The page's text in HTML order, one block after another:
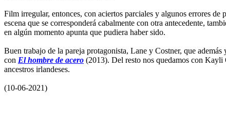
Film irregular, entonces, con aciertos parciales y algunos errores de
escena que se corresponderá cabalmente con otra antecedente,
en algún momento apunta que pudiera haber sido.
Buen trabajo de la pareja protagonista, Lane y Costner, que
con El hombre de acero (2013). Del resto nos quedamos con Kayli
ancestros irlandeses.
(10-06-2021)